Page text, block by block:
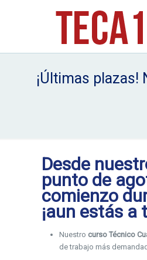
¡Últimas plazas!
Desde
punto de
comienzo
¡aun estás a
Nuestro curso Técnico
de trabajo más